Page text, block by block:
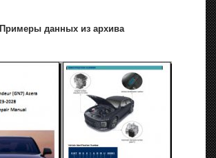
Примеры данных из архива